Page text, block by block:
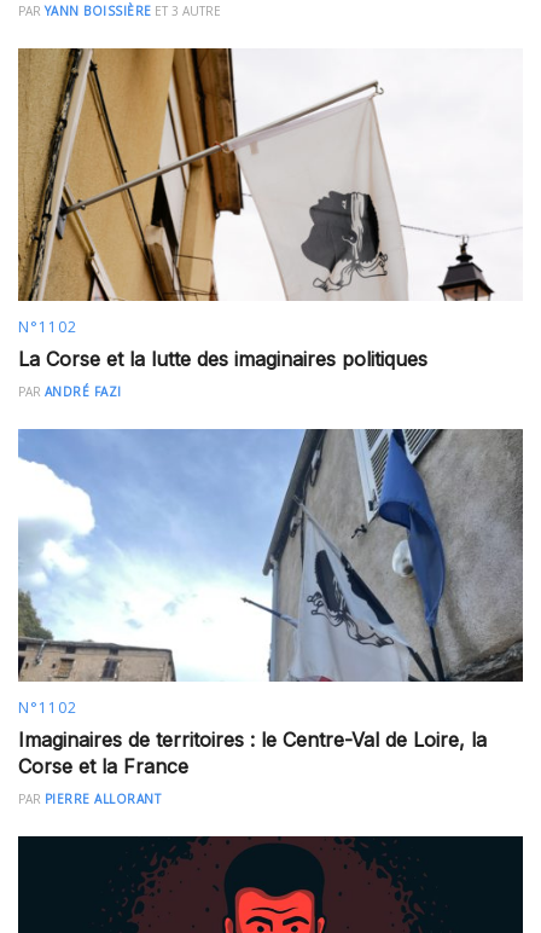
PAR YANN BOISSIÈRE ET 3 AUTRE
N°1102
La Corse et la lutte des imaginaires politiques
PAR ANDRÉ FAZI
N°1102
Imaginaires de territoires : le Centre-Val de Loire, la
Corse et la France
PAR PIERRE ALLORANT